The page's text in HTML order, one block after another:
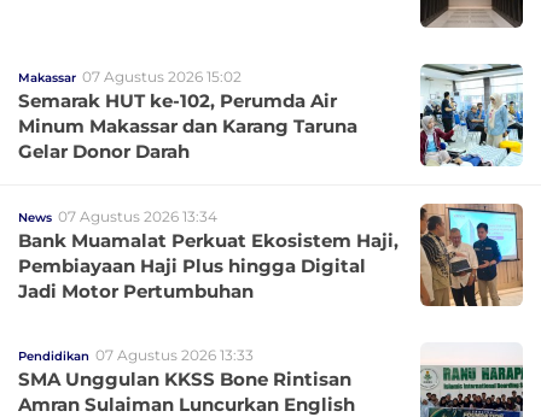
Makassar 07 Agustus 2026 15:02
Semarak HUT ke-102, Perumda Air
Minum Makassar dan Karang Taruna
Gelar Donor Darah
News 07 Agustus 2026 13:34
Bank Muamalat Perkuat Ekosistem Haji,
Pembiayaan Haji Plus hingga Digital
Jadi Motor Pertumbuhan
Pendidikan 07 Agustus 2026 13:33
SMA Unggulan KKSS Bone Rintisan
Amran Sulaiman Luncurkan English